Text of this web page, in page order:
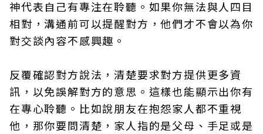
神代表自己有專注在聆聽。如果你無法與人四目
相對，溝通前可以提醒對方，他們才不會以為你
對交談內容不感興趣。
反覆確認對方說法，清楚要求對方提供更多資
訊，以免誤解對方的意思。這樣也能顯示出你有
在專心聆聽。比如說朋友在抱怨家人都不重視
他，那你要問清楚，家人指的是父母、手足或是